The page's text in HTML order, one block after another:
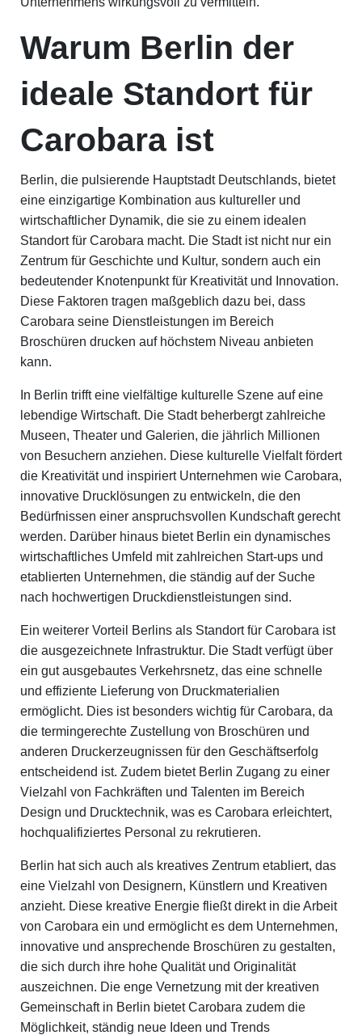
Warum Berlin der
ideale Standort für
Carobara ist
Berlin, die pulsierende Hauptstadt Deutschlands, bietet
eine einzigartige Kombination aus kultureller und
wirtschaftlicher Dynamik, die sie zu einem idealen
Standort für Carobara macht. Die Stadt ist nicht nur ein
Zentrum für Geschichte und Kultur, sondern auch ein
bedeutender Knotenpunkt für Kreativität und Innovation.
Diese Faktoren tragen maßgeblich dazu bei, dass
Carobara seine Dienstleistungen im Bereich
Broschüren drucken auf höchstem Niveau anbieten
kann.
In Berlin trifft eine vielfältige kulturelle Szene auf eine
lebendige Wirtschaft. Die Stadt beherbergt zahlreiche
Museen, Theater und Galerien, die jährlich Millionen
von Besuchern anziehen. Diese kulturelle Vielfalt fördert
die Kreativität und inspiriert Unternehmen wie Carobara,
innovative Drucklösungen zu entwickeln, die den
Bedürfnissen einer anspruchsvollen Kundschaft gerecht
werden. Darüber hinaus bietet Berlin ein dynamisches
wirtschaftliches Umfeld mit zahlreichen Start-ups und
etablierten Unternehmen, die ständig auf der Suche
nach hochwertigen Druckdienstleistungen sind.
Ein weiterer Vorteil Berlins als Standort für Carobara ist
die ausgezeichnete Infrastruktur. Die Stadt verfügt über
ein gut ausgebautes Verkehrsnetz, das eine schnelle
und effiziente Lieferung von Druckmaterialien
ermöglicht. Dies ist besonders wichtig für Carobara, da
die termingerechte Zustellung von Broschüren und
anderen Druckerzeugnissen für den Geschäftserfolg
entscheidend ist. Zudem bietet Berlin Zugang zu einer
Vielzahl von Fachkräften und Talenten im Bereich
Design und Drucktechnik, was es Carobara erleichtert,
hochqualifiziertes Personal zu rekrutieren.
Berlin hat sich auch als kreatives Zentrum etabliert, das
eine Vielzahl von Designern, Künstlern und Kreativen
anzieht. Diese kreative Energie fließt direkt in die Arbeit
von Carobara ein und ermöglicht es dem Unternehmen,
innovative und ansprechende Broschüren zu gestalten,
die sich durch ihre hohe Qualität und Originalität
auszeichnen. Die enge Vernetzung mit der kreativen
Gemeinschaft in Berlin bietet Carobara zudem die
Möglichkeit, ständig neue Ideen und Trends